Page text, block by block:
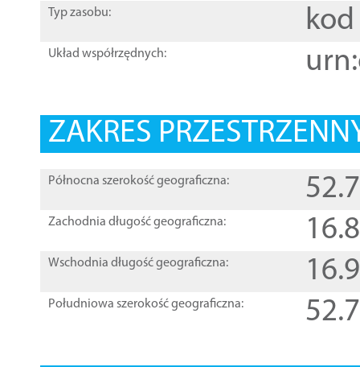
Typ zasobu: kod
Układ współrzędnych:
ZAKRES
Północna szerokość geograficzna:
Zachodnia długość geograficzna:
Wschodnia długość geograficzna:
Południowa szerokość geograficzna: